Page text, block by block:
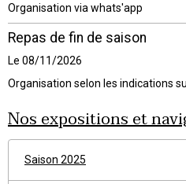
Organisation via whats'app
Repas de fin de saison
Le 08/11/2026
Organisation selon les indications
Nos expositions et
Saison 2025